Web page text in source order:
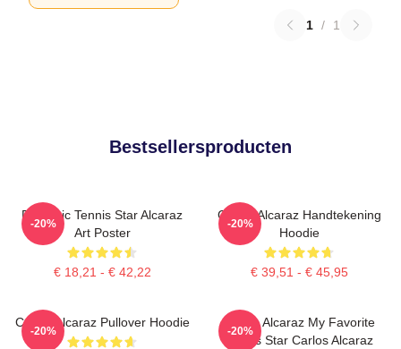
1 / 1
Bestsellersproducten
Dynamic Tennis Star Alcaraz
Art Poster
€ 18,21 - € 42,22
-20%
Carlos Alcaraz Handtekening
Hoodie
€ 39,51 - € 45,95
-20%
Carlos Alcaraz Pullover Hoodie
-20%
Carlos Alcaraz My Favorite
Tennis Star Carlos Alcaraz
-20%